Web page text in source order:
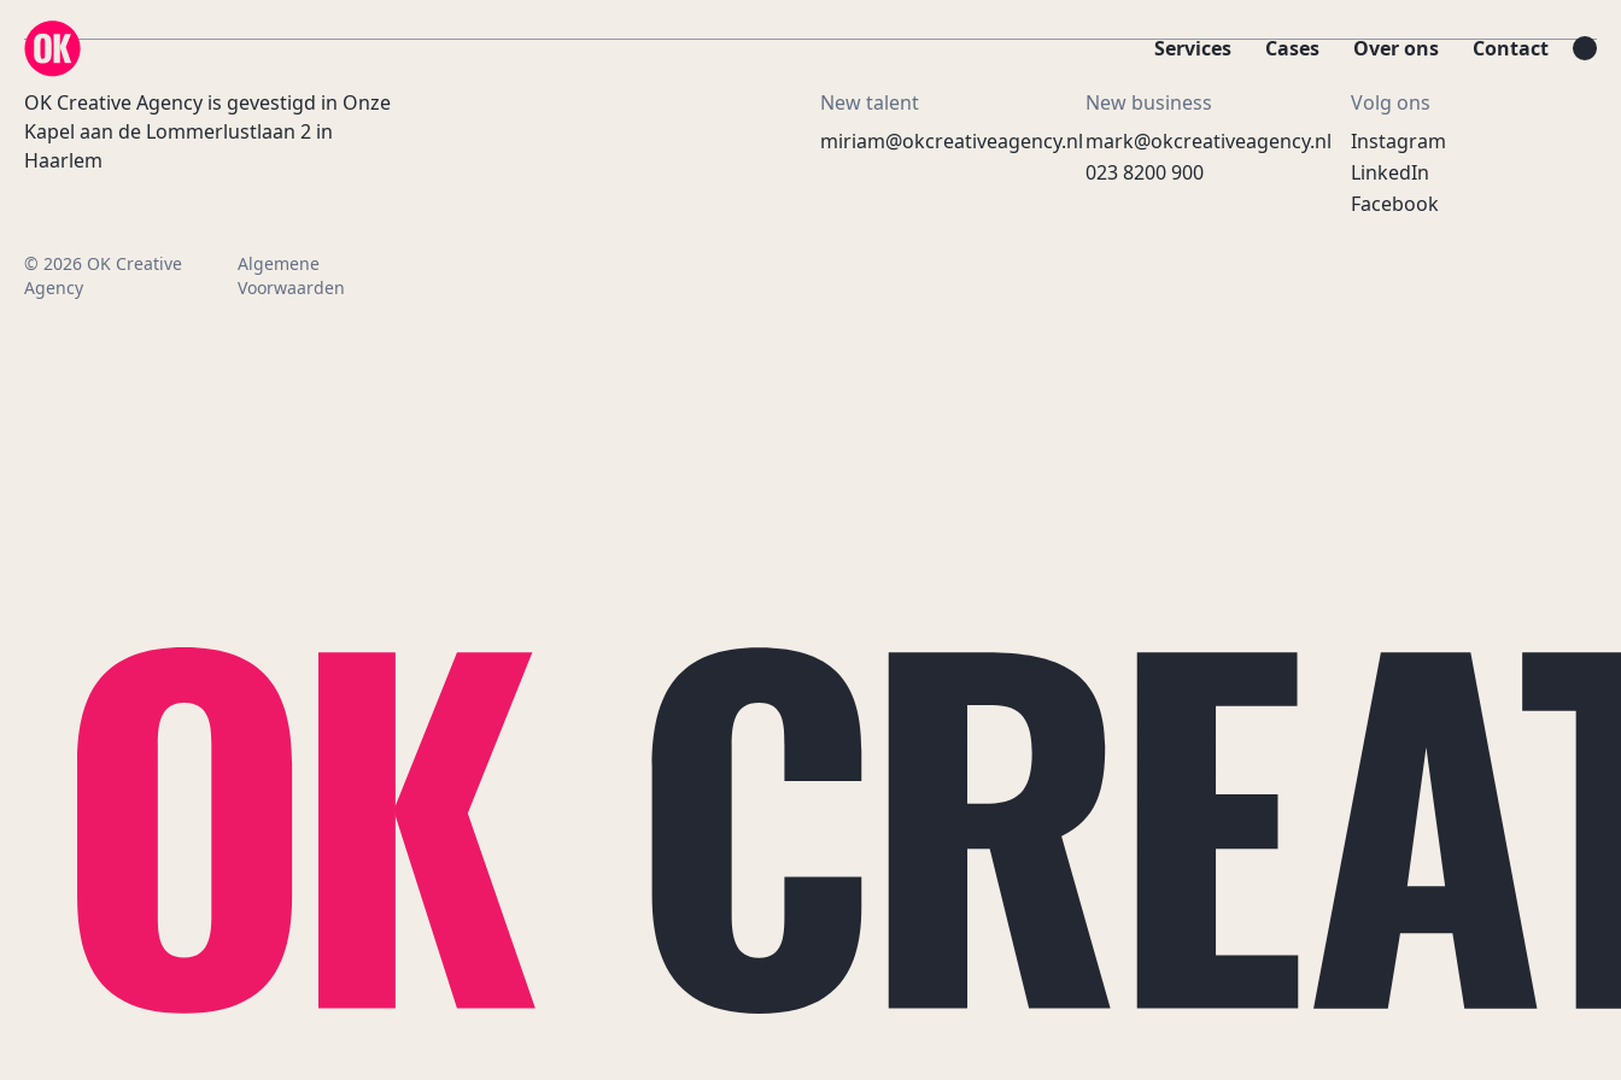
OK Creative Agency
Services Cases Over ons Contact
OK Creative Agency is gevestigd in Onze
Kapel aan de Lommerlustlaan 2 in
Haarlem
New talent
miriam@okcreativeagency.nl
New business
mark@okcreativeagency.nl
023 8200 900
Volg ons
Instagram
LinkedIn
Facebook
© 2026 OK Creative
Agency
Algemene
Voorwaarden